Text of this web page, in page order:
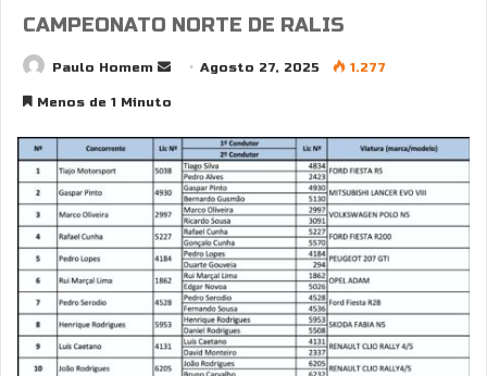
CAMPEONATO NORTE DE RALIS
Paulo Homem
SendAgosto 27, 2025 1.277
Menos de 1 Minuto